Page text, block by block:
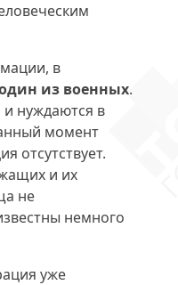
в
из военных.
нуждаются в
момент
отсутствует.
и их
не
немного
уже